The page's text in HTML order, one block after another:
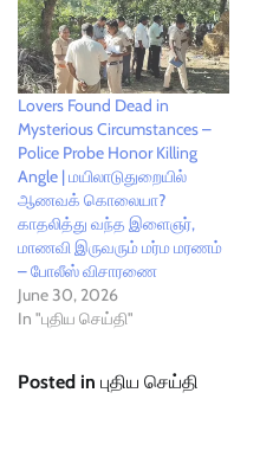
Lovers Found Dead in
Mysterious Circumstances –
Police Probe Honor Killing
Angle | மயிலாடுதுறையில்
ஆணவக் கொலையா?
காதலித்து வந்த இளைஞர்,
மாணவி இருவரும் மர்ம மரணம்
– போலீஸ் விசாரணை
June 30, 2026
In "புதிய செய்தி"
Posted in புதிய செய்தி